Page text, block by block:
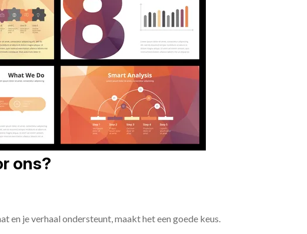
ons?
en je verhaal ondersteunt, maakt het een goede keus.